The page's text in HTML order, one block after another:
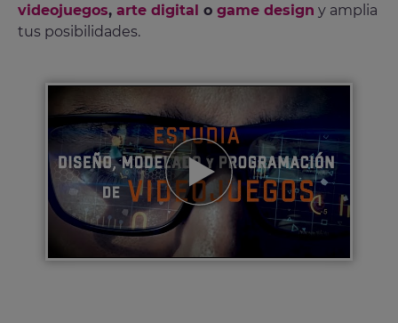
videojuegos, arte digital o game design y amplia
tus posibilidades.